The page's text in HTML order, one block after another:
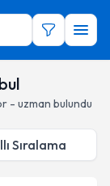
- uzman bulundu
Sıralama